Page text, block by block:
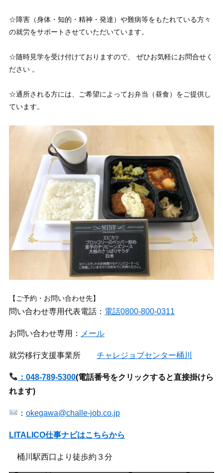
☆障害（身体・知的・精神・発達）や難病等をもたれている方々
の就労をサポートさせていただいています。
☆随時見学を受け付けておりますので、 ぜひお気軽にお問合せく
ださい 。
☆通所される方には、ご希望によってお弁当（昼食）をご提供し
ています。
【ご予約・お問い合わせ先】
問い合わせ専用代表電話： 電話0800-800-0311
お問い合わせ専用： メール
就労移行支援事業所 チャレジョブセンター桶川
：048-789-5300(電話番号をクリックすると直接掛けら
れます)
：okegawa@challe-job.co.jp
LITALICO仕事ナビはこちらから
桶川駅西口より徒歩約３分